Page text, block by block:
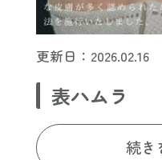
更新日：2026.02.16
表ハムラ
続き